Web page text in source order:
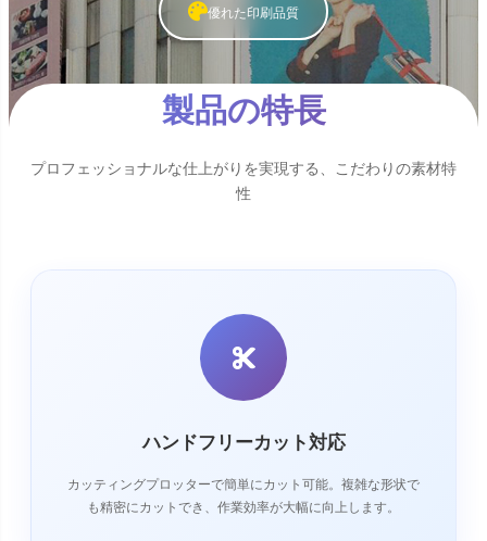
優れた印刷品質
製品の特長
プロフェッショナルな仕上がりを実現する、こだわりの素材特
性
ハンドフリーカット対応
カッティングプロッターで簡単にカット可能。複雑な形状で
も精密にカットでき、作業効率が大幅に向上します。